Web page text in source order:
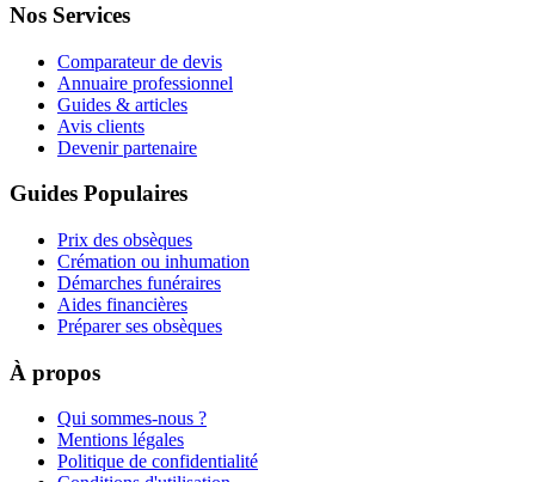
Nos Services
Comparateur de devis
Annuaire professionnel
Guides & articles
Avis clients
Devenir partenaire
Guides Populaires
Prix des obsèques
Crémation ou inhumation
Démarches funéraires
Aides financières
Préparer ses obsèques
À propos
Qui sommes-nous ?
Mentions légales
Politique de confidentialité